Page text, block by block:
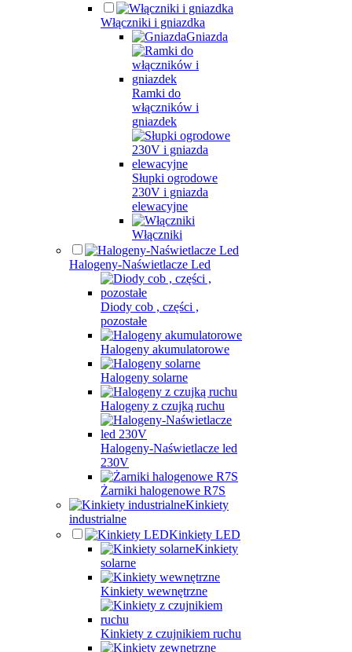
Włączniki i gniazdka
Gniazda
Ramki do
włączników i
gniazdek
Słupki ogrodowe
230V i gniazda
elewacyjne
Włączniki
Halogeny-Naświetlacze Led
Diody cob , części ,
pozostałe
Halogeny akumulatorowe
Halogeny solarne
Halogeny z czujką ruchu
Halogeny-Naświetlacze led
230V
Żarniki halogenowe R7S
Kinkiety
industrialne
Kinkiety LED
Kinkiety
solarne
Kinkiety wewnętrzne
Kinkiety z czujnikiem ruchu